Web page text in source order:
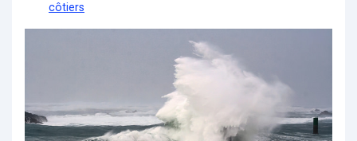
côtiers